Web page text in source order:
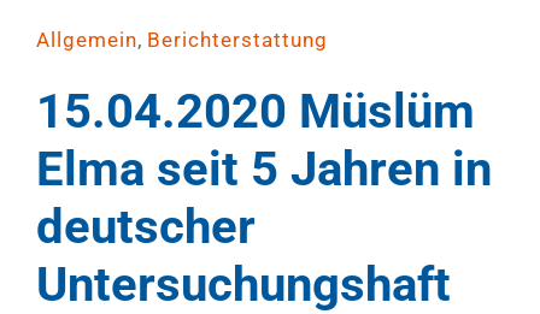
Allgemein, Berichterstattung
15.04.2020 Müslüm
Elma seit 5 Jahren in
deutscher
Untersuchungshaft